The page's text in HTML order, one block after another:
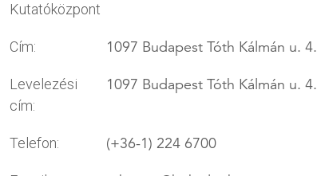
Kutatóközpont
Cím: 1097 Budapest Tóth Kálmán u. 4.
Levelezési
cím:
1097 Budapest Tóth Kálmán u. 4.
Telefon: (+36-1) 224 6700